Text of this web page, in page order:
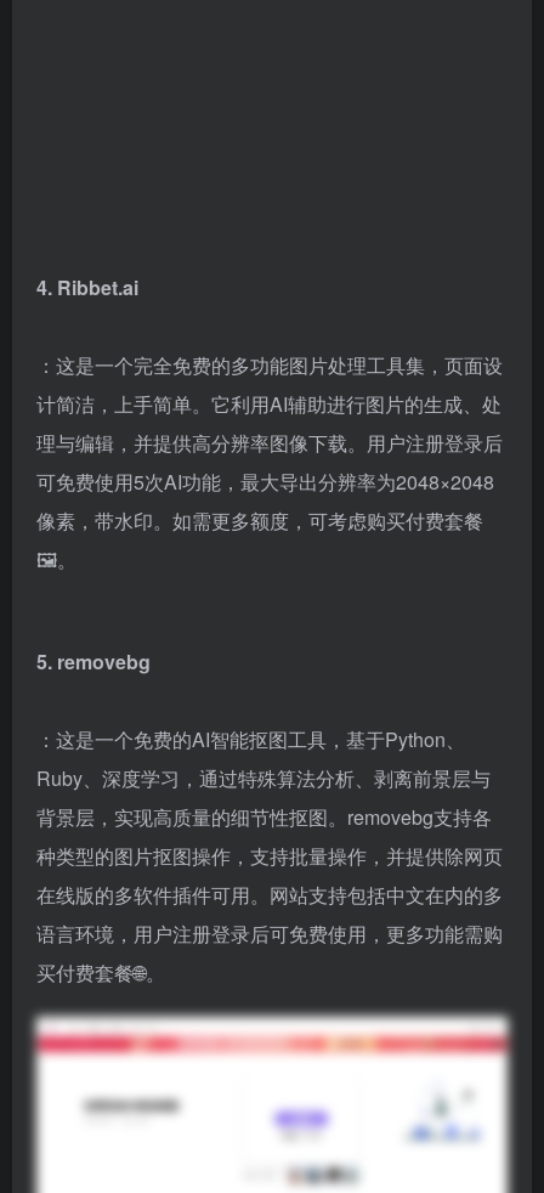
4. Ribbet.ai
：这是一个完全免费的多功能图片处理工具集，页面设
计简洁，上手简单。它利用AI辅助进行图片的生成、处
理与编辑，并提供高分辨率图像下载。用户注册登录后
可免费使用5次AI功能，最大导出分辨率为2048×2048
像素，带水印。如需更多额度，可考虑购买付费套餐
🖼️。
5. removebg
：这是一个免费的AI智能抠图工具，基于Python、
Ruby、深度学习，通过特殊算法分析、剥离前景层与
背景层，实现高质量的细节性抠图。removebg支持各
种类型的图片抠图操作，支持批量操作，并提供除网页
在线版的多软件插件可用。网站支持包括中文在内的多
语言环境，用户注册登录后可免费使用，更多功能需购
买付费套餐🌐。